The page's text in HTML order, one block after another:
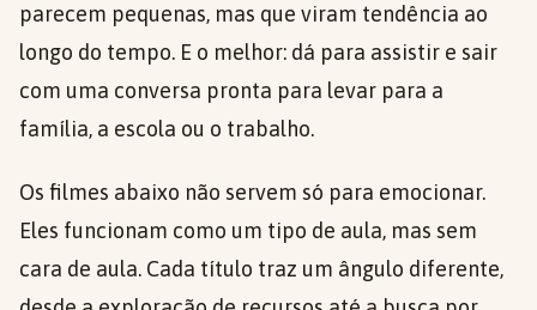
parecem pequenas, mas que viram tendência ao
longo do tempo. E o melhor: dá para assistir e sair
com uma conversa pronta para levar para a
família, a escola ou o trabalho.
Os filmes abaixo não servem só para emocionar.
Eles funcionam como um tipo de aula, mas sem
cara de aula. Cada título traz um ângulo diferente,